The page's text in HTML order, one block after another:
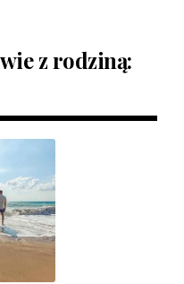
z rodziną: